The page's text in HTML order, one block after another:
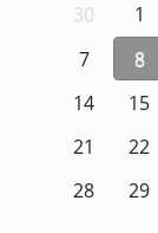
30 1
7
8
14
15
21
22
28
29